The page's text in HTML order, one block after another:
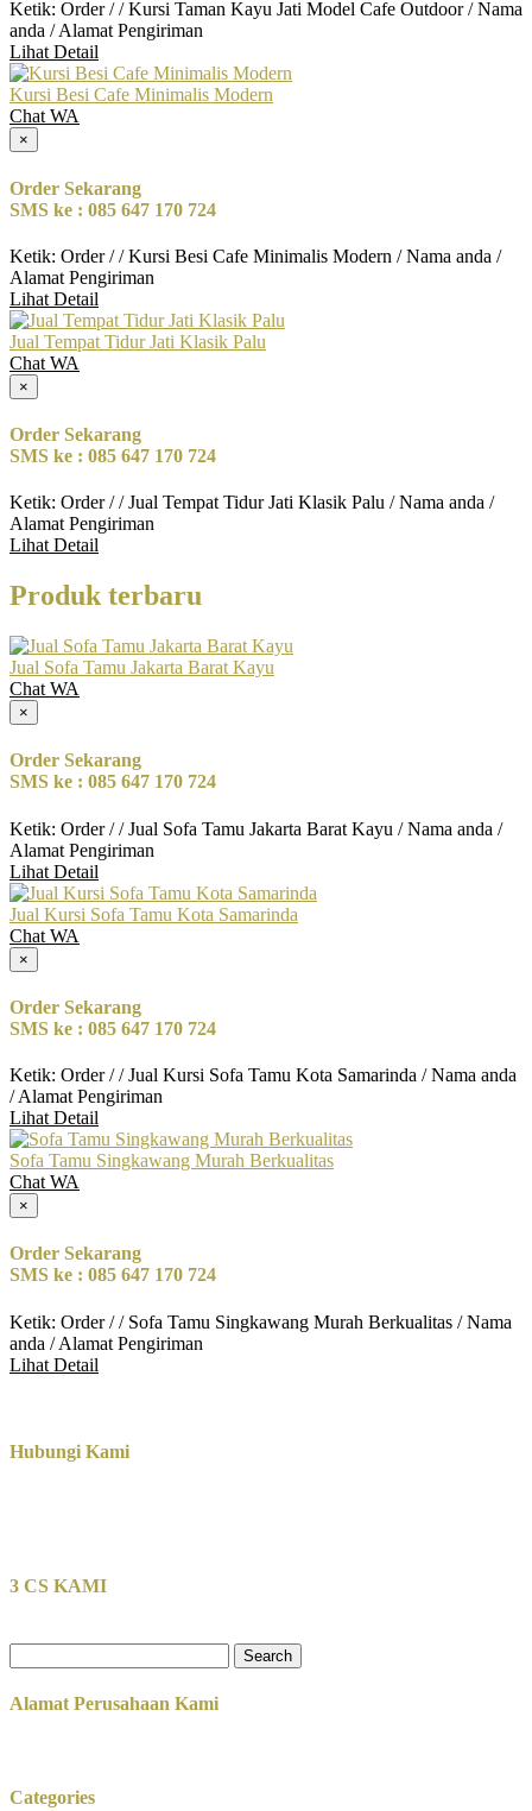
Ketik: Order / / Kursi Taman Kayu Jati Model Cafe Outdoor / Nama
anda / Alamat Pengiriman
Lihat Detail
Kursi Besi Cafe Minimalis Modern
Chat WA
×
Order Sekarang
SMS ke : 085 647 170 724
Ketik: Order / / Kursi Besi Cafe Minimalis Modern / Nama anda /
Alamat Pengiriman
Lihat Detail
Jual Tempat Tidur Jati Klasik Palu
Chat WA
×
Order Sekarang
SMS ke : 085 647 170 724
Ketik: Order / / Jual Tempat Tidur Jati Klasik Palu / Nama anda /
Alamat Pengiriman
Lihat Detail
Produk terbaru
Jual Sofa Tamu Jakarta Barat Kayu
Chat WA
×
Order Sekarang
SMS ke : 085 647 170 724
Ketik: Order / / Jual Sofa Tamu Jakarta Barat Kayu / Nama anda /
Alamat Pengiriman
Lihat Detail
Jual Kursi Sofa Tamu Kota Samarinda
Chat WA
×
Order Sekarang
SMS ke : 085 647 170 724
Ketik: Order / / Jual Kursi Sofa Tamu Kota Samarinda / Nama anda
/ Alamat Pengiriman
Lihat Detail
Sofa Tamu Singkawang Murah Berkualitas
Chat WA
×
Order Sekarang
SMS ke : 085 647 170 724
Ketik: Order / / Sofa Tamu Singkawang Murah Berkualitas / Nama
anda / Alamat Pengiriman
Lihat Detail
Hubungi Kami
3 CS KAMI
for:
Alamat Perusahaan Kami
Categories